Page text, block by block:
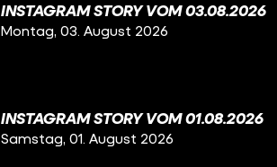
INSTAGRAM STORY VOM 03.08.2026
Montag, 03. August 2026
INSTAGRAM STORY VOM 01.08.2026
Samstag, 01. August 2026